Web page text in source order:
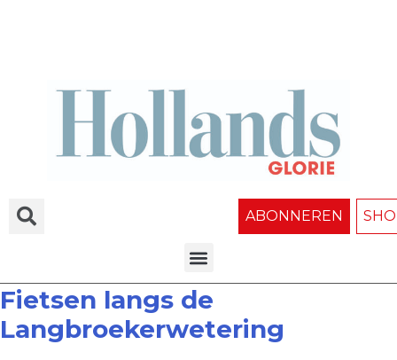
ABONNEREN
Fietsen langs de
Langbroekerwetering